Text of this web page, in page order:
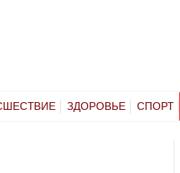
ЗДОРОВЬЕ СПОРТ